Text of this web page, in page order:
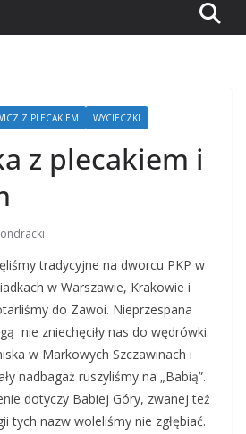
Z PLECAKIEM WYCIECZKI
z plecakiem i
tradycyjne na dworcu PKP w
w Warszawie, Krakowie i
do Zawoi. Nieprzespana
nie zniechęciły nas do wędrówki.
w Markowych Szczawinach i
nadbagaż ruszyliśmy na „Babią”.
dotyczy Babiej Góry, zwanej też
tych nazw woleliśmy nie zgłębiać.